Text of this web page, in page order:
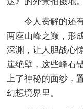
令人费解的还
两座山峰之巅，形
深渊，让人胆战心
崖绝壁，这些峰石
上了神秘的面纱，
幻想境界里。